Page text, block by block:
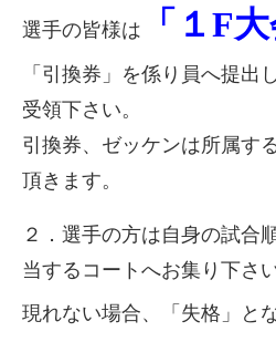
選手の皆様は 「１F
「引換券」を係り員へ提出
受領下さい。
引換券、ゼッケンは所属す
頂きます。
２．選手の方は自身の試合
当するコートへお集り下さ
現れない場合、「失格」と